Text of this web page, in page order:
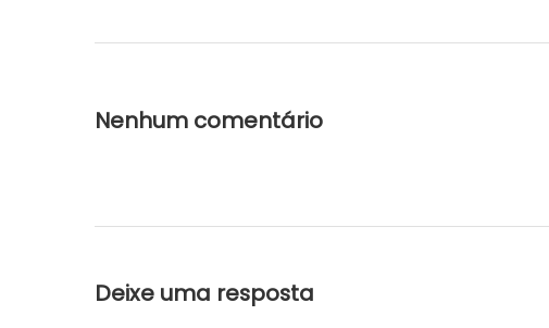
Nenhum comentário
Deixe uma resposta